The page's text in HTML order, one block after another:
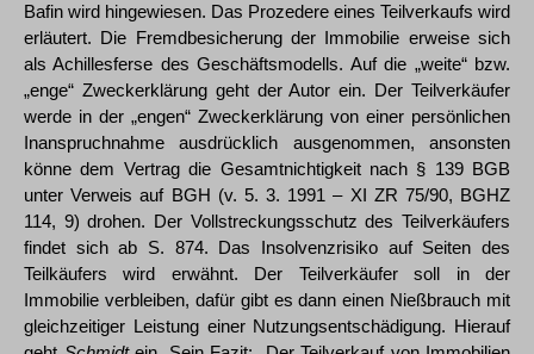
Bafin wird hingewiesen. Das Prozedere eines Teilverkaufs wird
erläutert. Die Fremdbesicherung der Immobilie erweise sich
als Achillesferse des Geschäftsmodells. Auf die „weite“ bzw.
„enge“ Zweckerklärung geht der Autor ein. Der Teilverkäufer
werde in der „engen“ Zweckerklärung von einer persönlichen
Inanspruchnahme ausdrücklich ausgenommen, ansonsten
könne dem Vertrag die Gesamtnichtigkeit nach § 139 BGB
unter Verweis auf BGH (v. 5. 3. 1991 – XI ZR 75/90, BGHZ
114, 9) drohen. Der Vollstreckungsschutz des Teilverkäufers
findet sich ab S. 874. Das Insolvenzrisiko auf Seiten des
Teilkäufers wird erwähnt. Der Teilverkäufer soll in der
Immobilie verbleiben, dafür gibt es dann einen Nießbrauch mit
gleichzeitiger Leistung einer Nutzungsentschädigung. Hierauf